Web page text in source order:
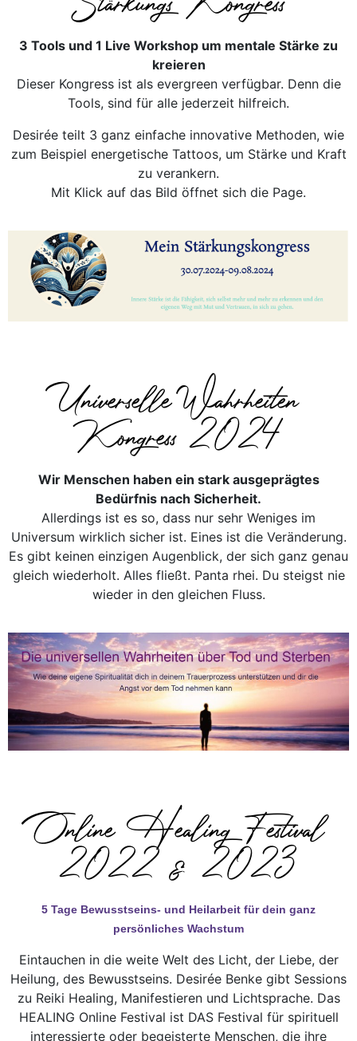
3 Tools und 1 Live Workshop um mentale Stärke zu
kreieren
Dieser Kongress ist als evergreen verfügbar. Denn die
Tools, sind für alle jederzeit hilfreich.
Desirée teilt 3 ganz einfache innovative Methoden, wie
zum Beispiel energetische Tattoos, um Stärke und Kraft
zu verankern.
Mit Klick auf das Bild öffnet sich die Page.
Universelle Wahrheiten
Kongress 2024
Wir Menschen haben ein stark ausgeprägtes
Bedürfnis nach Sicherheit.
Allerdings ist es so, dass nur sehr Weniges im
Universum wirklich sicher ist. Eines ist die Veränderung.
Es gibt keinen einzigen Augenblick, der sich ganz genau
gleich wiederholt. Alles fließt. Panta rhei. Du steigst nie
wieder in den gleichen Fluss.
Online Healing Festival
2022 & 2023
5 Tage Bewusstseins- und Heilarbeit für dein ganz
persönliches Wachstum
Eintauchen in die weite Welt des Licht, der Liebe, der
Heilung, des Bewusstseins. Desirée Benke gibt Sessions
zu Reiki Healing, Manifestieren und Lichtsprache. Das
HEALING Online Festival ist DAS Festival für spirituell
interessierte oder begeisterte Menschen, die ihre